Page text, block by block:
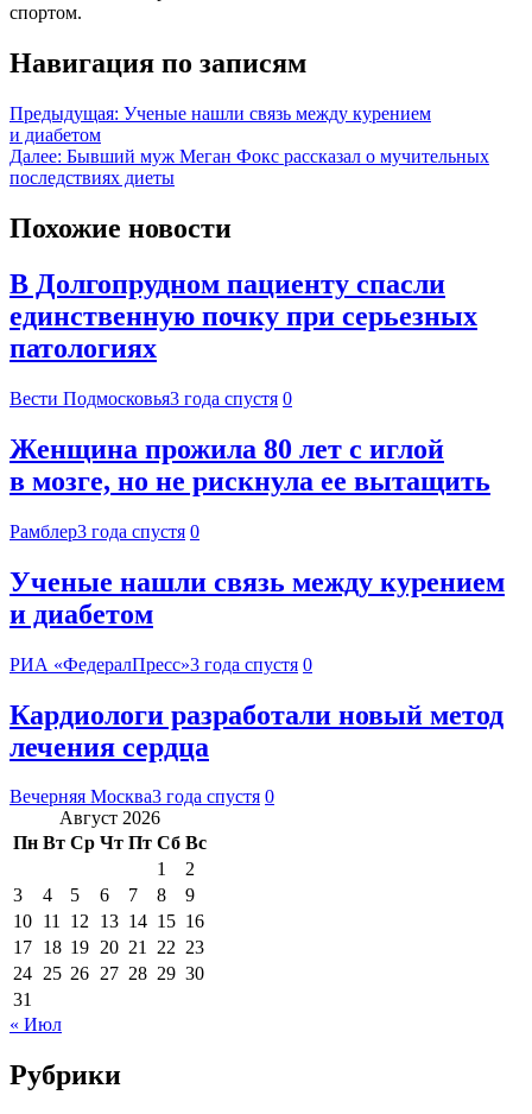
спортом.
Навигация по записям
Предыдущая: Ученые нашли связь между курением
и диабетом
Далее: Бывший муж Меган Фокс рассказал о мучительных
последствиях диеты
Похожие новости
В Долгопрудном пациенту спасли
единственную почку при серьезных
патологиях
Вести Подмосковья3 года спустя 0
Женщина прожила 80 лет с иглой
в мозге, но не рискнула ее вытащить
Рамблер3 года спустя 0
Ученые нашли связь между курением
и диабетом
РИА «ФедералПресс»3 года спустя 0
Кардиологи разработали новый метод
лечения сердца
Вечерняя Москва3 года спустя 0
Август 2026
Пн Вт Ср Чт Пт Сб Вс
1
2
3
4 5 6 7 8
9
10 11 12 13 14 15 16
17 18 19 20 21 22 23
24 25 26 27 28 29 30
31
« Июл
Рубрики